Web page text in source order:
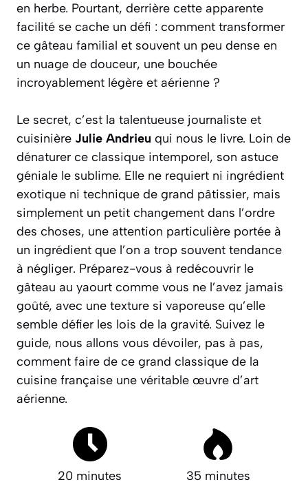
en herbe. Pourtant, derrière cette apparente
facilité se cache un défi : comment transformer
ce gâteau familial et souvent un peu dense en
un nuage de douceur, une bouchée
incroyablement légère et aérienne ?
Le secret, c’est la talentueuse journaliste et
cuisinière Julie Andrieu qui nous le livre. Loin de
dénaturer ce classique intemporel, son astuce
géniale le sublime. Elle ne requiert ni ingrédient
exotique ni technique de grand pâtissier, mais
simplement un petit changement dans l’ordre
des choses, une attention particulière portée à
un ingrédient que l’on a trop souvent tendance
à négliger. Préparez-vous à redécouvrir le
gâteau au yaourt comme vous ne l’avez jamais
goûté, avec une texture si vaporeuse qu’elle
semble défier les lois de la gravité. Suivez le
guide, nous allons vous dévoiler, pas à pas,
comment faire de ce grand classique de la
cuisine française une véritable œuvre d’art
aérienne.
20 minutes 35 minutes